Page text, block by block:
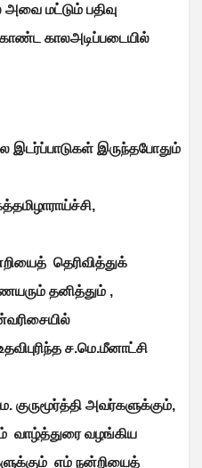
மட்டும் பதிவு
காலஅடிப்படையில்
இடர்ப்பாடுகள் இருந்தபோதும்
,
தெரிவித்துக்
தனித்தும் ,
ச.மெ.மீனாட்சி
குருமூர்த்தி அவர்களுக்கும்,
வழங்கிய
எம் நன்றியைத்